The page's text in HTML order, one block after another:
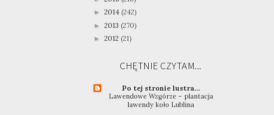
► 2014 (242)
► 2013 (270)
► 2012 (21)
CHĘTNIE CZYTAM...
Po tej stronie lustra...
Lawendowe Wzgórze – plantacja
lawendy koło Lublina